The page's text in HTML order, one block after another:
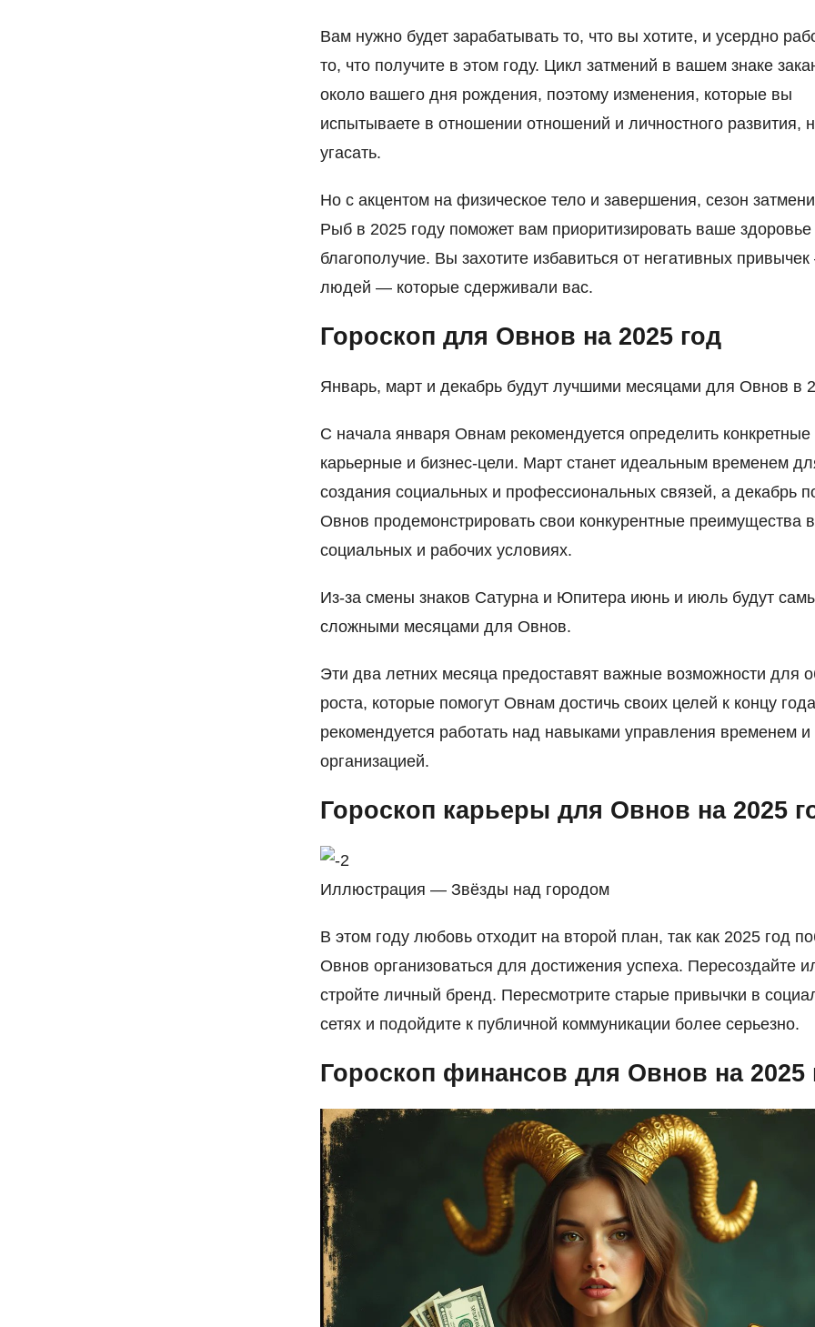
Вам нужно будет зарабатывать то, что вы хотите, и усердно
то, что получите в этом году. Цикл затмений в вашем знаке
около вашего дня рождения, поэтому изменения, которые вы
испытываете в отношении отношений и личностного развития,
угасать.
Но с акцентом на физическое тело и завершения, сезон
Рыб в 2025 году поможет вам приоритизировать ваше здоровье
благополучие. Вы захотите избавиться от негативных
людей — которые сдерживали вас.
Гороскоп для Овнов на 2025 год
Январь, март и декабрь будут лучшими месяцами для Овнов в
С начала января Овнам рекомендуется определить конкретные
карьерные и бизнес-цели. Март станет идеальным временем
создания социальных и профессиональных связей, а декабрь
Овнов продемонстрировать свои конкурентные преимущества в
социальных и рабочих условиях.
Из-за смены знаков Сатурна и Юпитера июнь и июль будут
сложными месяцами для Овнов.
Эти два летних месяца предоставят важные возможности для
роста, которые помогут Овнам достичь своих целей к концу
рекомендуется работать над навыками управления временем и
организацией.
Гороскоп карьеры для Овнов на 2025
Иллюстрация — Звёзды над городом
В этом году любовь отходит на второй план, так как 2025 год
Овнов организоваться для достижения успеха. Пересоздайте
стройте личный бренд. Пересмотрите старые привычки в
сетях и подойдите к публичной коммуникации более серьезно.
Гороскоп финансов для Овнов на 2025